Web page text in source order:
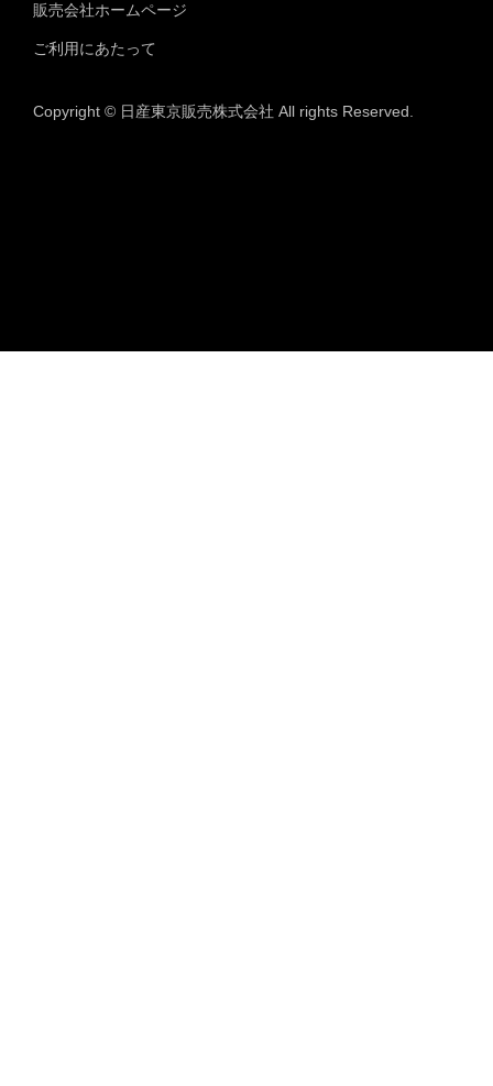
販売会社ホームページ
ご利用にあたって
Copyright © 日産東京販売株式会社 All rights Reserved.